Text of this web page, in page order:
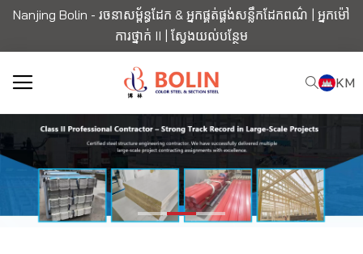
Nanjing Bolin - រចនាសម្ព័ន្ធដែក & អ្នកផ្គត់ផ្គង់សន្លឹកដែកពណ៌ | អ្នកម៉ៅ
ការថ្នាក់ II |
ស្វែងយល់បន្ថែម
KM